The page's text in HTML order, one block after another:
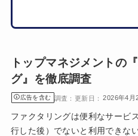
トップマネジメントの
グ』を徹底調査
広告を含む 2026年4月
ファクタリングは便利なサービ
行した後）でないと利用できな